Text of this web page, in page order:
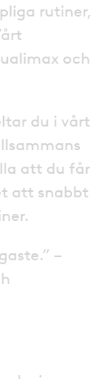
rutiner,
och
du i vårt
att du får
att snabbt
–